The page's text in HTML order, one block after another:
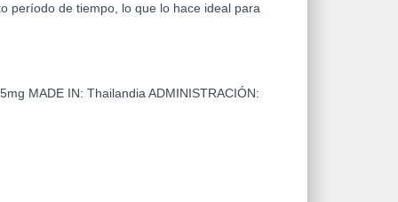
período de tiempo, lo que lo hace ideal para
MADE IN: ThailandiaADMINISTRACIÓN: